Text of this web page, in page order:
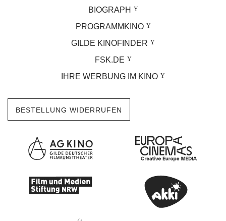
BIOGRAPH
PROGRAMMKINO
GILDE KINOFINDER
FSK.DE
IHRE WERBUNG IM KINO
BESTELLUNG WIDERRUFEN